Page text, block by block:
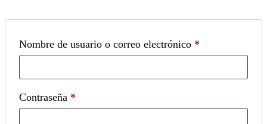
Nombre de usuario o correo electrónico *
Contraseña *